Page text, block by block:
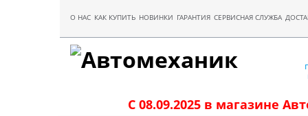
О НАС КАК КУПИТЬ НОВИНКИ ГАРАНТИЯ СЕРВИСНАЯ СЛУЖБА
С 08.09.2025 в магазине